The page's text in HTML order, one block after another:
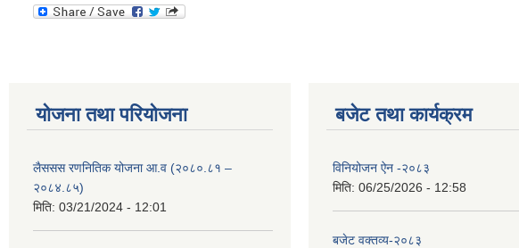
योजना तथा परियोजना
लैससस रणनितिक योजना आ.व (२०८०.८१ –
२०८४.८५)
मिति: 03/21/2024 - 12:01
बजेट तथा कार्यक्रम
विनियोजन ऐन -२०८३
मिति: 06/25/2026 - 12:58
बजेट वक्तव्य-२०८३